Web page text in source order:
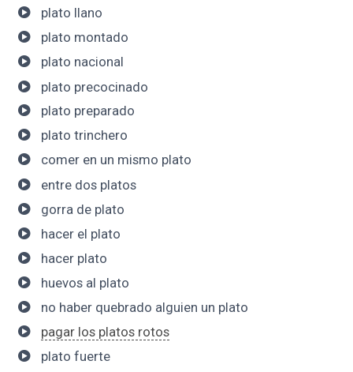
plato llano
plato montado
plato nacional
plato precocinado
plato preparado
plato trinchero
comer en un mismo plato
entre dos platos
gorra de plato
hacer el plato
hacer plato
huevos al plato
no haber quebrado alguien un plato
pagar los platos rotos
plato fuerte